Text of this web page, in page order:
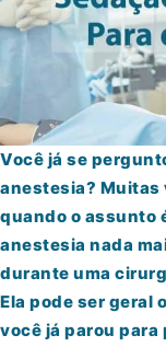
Você já se
anestesia? Muitas
quando o assunto
anestesia nada
durante uma
Ela pode ser geral
você já parou